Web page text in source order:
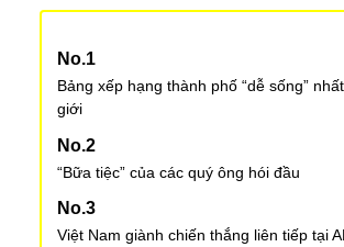
Bảng xếp hạng thành phố “dễ sống”
giới
“Bữa tiệc” của các quý ông hói đầu
Việt Nam giành chiến thắng liên tiếp tại